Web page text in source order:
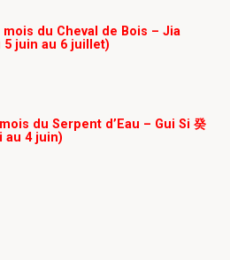
mois du Cheval de Bois – Jia
5 juin au 6 juillet)
du Serpent d’Eau – Gui Si 癸
au 4 juin)